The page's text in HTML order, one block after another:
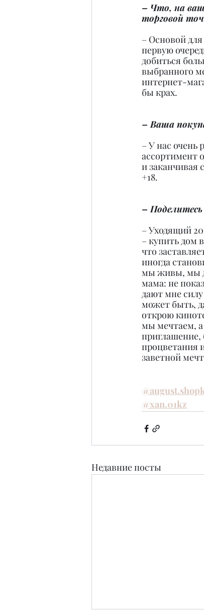
– Что, на ваш
торговой
– Основой
первую
добиться
выбранного
интернет-
бы крах.
– Ваша
– У нас очень
ассортимент
и заканчивая
+18.
–
– Уходящий
– купить дом
что
иногда
мы живы, мы
мама: не
дают мне силу
может быть,
открою
мы мечтаем, а
приглашение,
процветания
заветной
@xan.01kz
Недавние посты